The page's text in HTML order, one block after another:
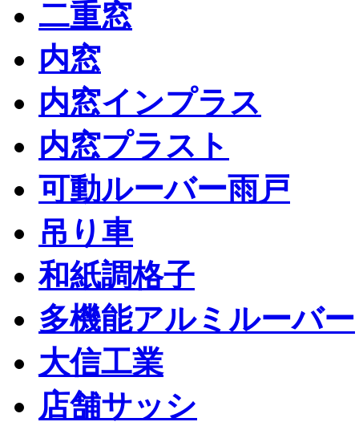
二重窓
内窓
内窓インプラス
内窓プラスト
可動ルーバー雨戸
吊り車
和紙調格子
多機能アルミルーバー
大信工業
店舗サッシ